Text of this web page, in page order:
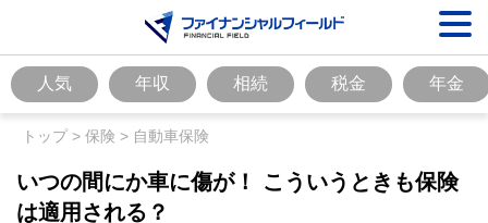
人気 年収 相続 税金 年金
トップ> 保険 > 自動車保険
いつの間にか車に傷が！ こういうときも保険
は適用される？